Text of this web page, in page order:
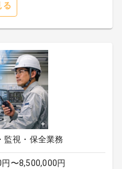
る
監視・保全業務
〜8,500,000円